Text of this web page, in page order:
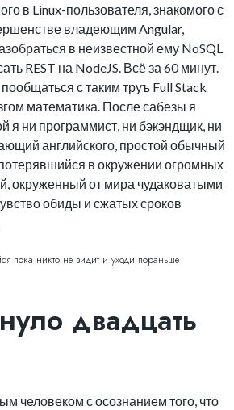
в Linux-пользователя, знакомого с
владеющим Angular,
в неизвестной ему NoSQL
REST на NodeJS. Всё за 60 минут.
с таким труъ Full Stack
математика. После сабезы я
я ни программист, ни бэкэндщик, ни
английского, простой обычный
в окружении огромных
окруженный от мира чудаковатыми
обиды и сжатых сроков
пока никто не видит и уходи пораньше
двадцать
человеком с осознанием того, что